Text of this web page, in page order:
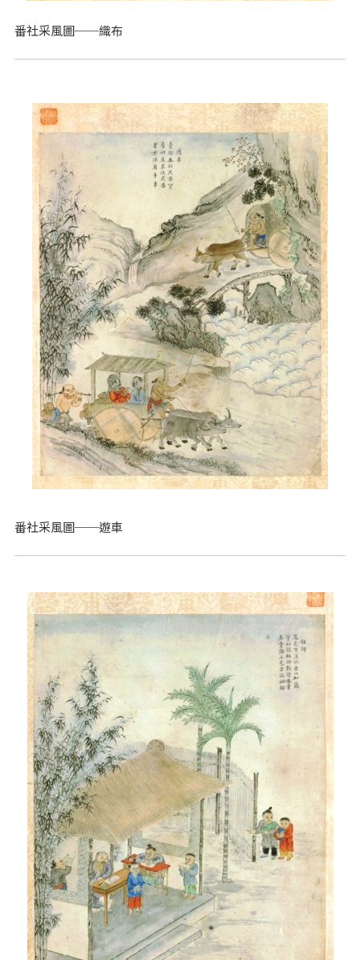
番社采風圖──織布
番社采風圖──遊車